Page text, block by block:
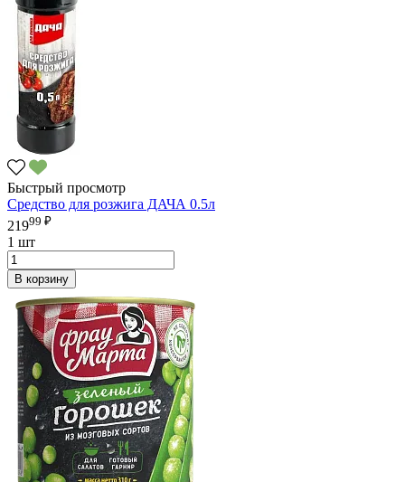
Быстрый просмотр
Средство для розжига ДАЧА 0.5л
21999 ₽
1 шт
В корзину